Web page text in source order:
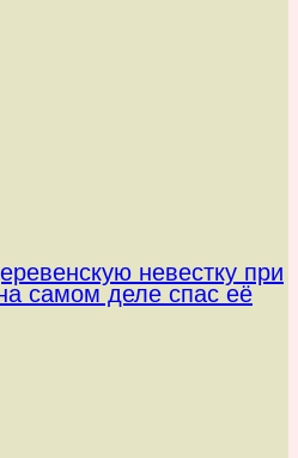
невестку при
самом деле спас её